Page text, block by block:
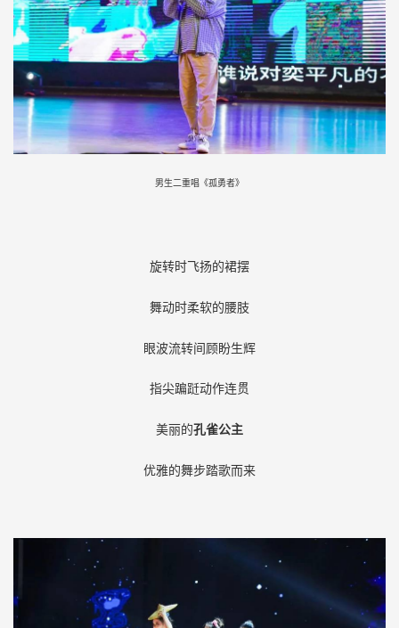
男生二重唱《孤勇者》
旋转时飞扬的裙摆
舞动时柔软的腰肢
眼波流转间顾盼生辉
指尖蹁跹动作连贯
美丽的孔雀公主
优雅的舞步踏歌而来